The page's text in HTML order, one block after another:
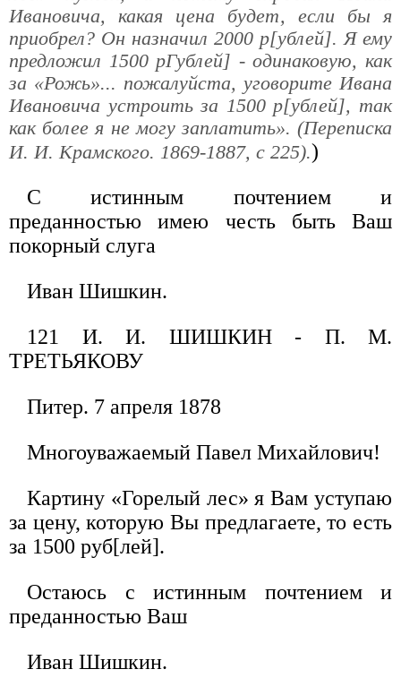
Ивановича, какая цена будет, если бы я
приобрел? Он назначил 2000 р[ублей]. Я ему
предложил 1500 рГублей] - одинаковую, как
за «Рожь»... пожалуйста, уговорите Ивана
Ивановича устроить за 1500 р[ублей], так
как более я не могу заплатить». (Переписка
И. И. Крамского. 1869-1887, с 225).)
С истинным почтением и
преданностью имею честь быть Ваш
покорный слуга
Иван Шишкин.
121 И. И. ШИШКИН - П. М.
ТРЕТЬЯКОВУ
Питер. 7 апреля 1878
Многоуважаемый Павел Михайлович!
Картину «Горелый лес» я Вам уступаю
за цену, которую Вы предлагаете, то есть
за 1500 руб[лей].
Остаюсь с истинным почтением и
преданностью Ваш
Иван Шишкин.